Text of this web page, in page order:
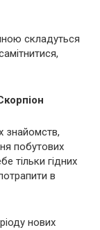
складуться
знайомств,
побутових
тільки гідних
в
нових